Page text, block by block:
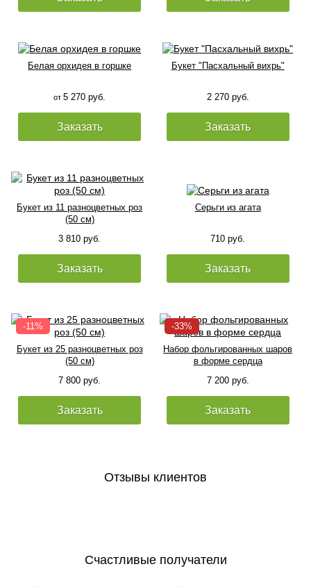
Белая орхидея в горшке
от5 270 руб.
Заказать
Букет "Пасхальный вихрь"
2 270 руб.
Заказать
Букет из 11 разноцветных роз
(50 см)
3 810 руб.
Заказать
Серьги из агата
710 руб.
Заказать
Букет из 25 разноцветных роз
(50 см)
7 800 руб.
Заказать
Набор фольгированных шаров
в форме сердца
7 200 руб.
Заказать
Отзывы клиентов
Счастливые получатели